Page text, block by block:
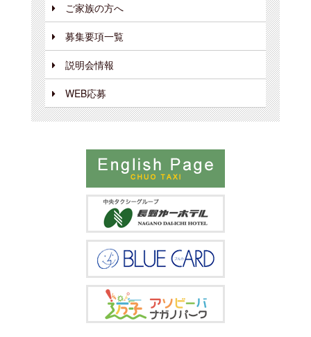
ご家族の方へ
募集要項一覧
説明会情報
WEB応募